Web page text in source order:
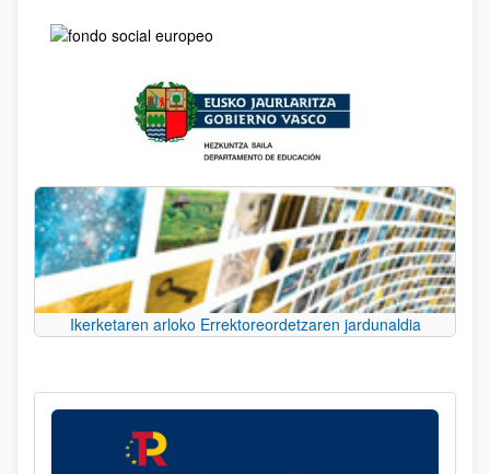
Ikerketaren arloko Errektoreordetzaren jardunaldia